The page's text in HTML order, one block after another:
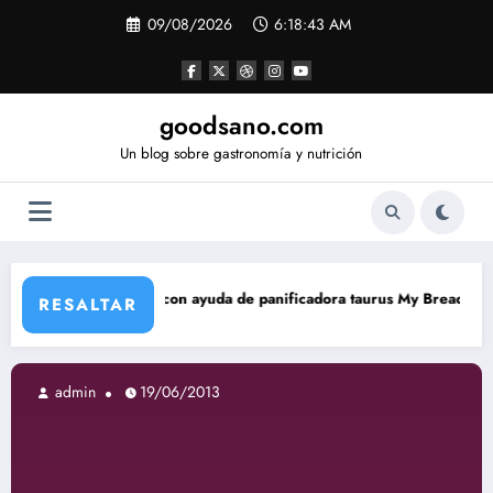
09/08/2026 6:18:44 AM
goodsano.com
Un blog sobre gastronomía y nutrición
RESALTAR
ayuda de panificadora taurus My Bread Tartas árabes
admin 19/06/2013